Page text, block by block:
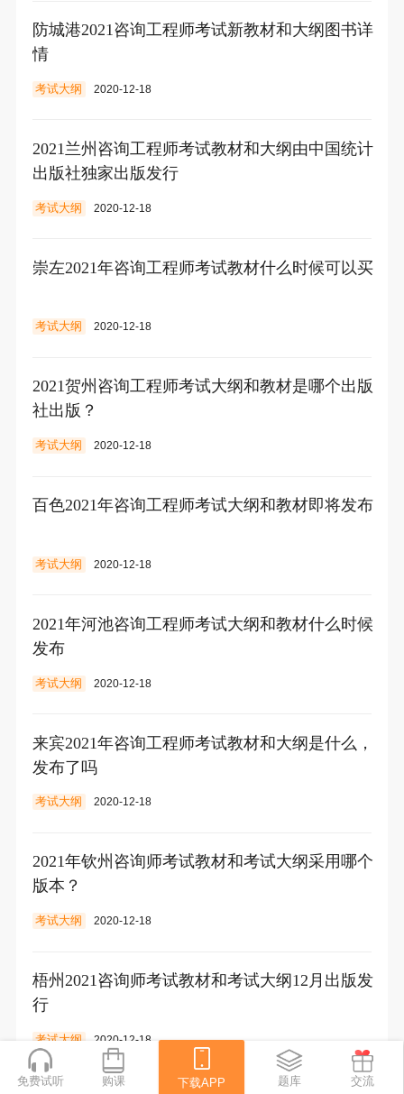
防城港2021咨询工程师考试新教材和大纲图书详
情
考试大纲 2020-12-18
2021兰州咨询工程师考试教材和大纲由中国统计
出版社独家出版发行
考试大纲 2020-12-18
崇左2021年咨询工程师考试教材什么时候可以买
考试大纲 2020-12-18
2021贺州咨询工程师考试大纲和教材是哪个出版
社出版？
考试大纲 2020-12-18
百色2021年咨询工程师考试大纲和教材即将发布
考试大纲 2020-12-18
2021年河池咨询工程师考试大纲和教材什么时候
发布
考试大纲 2020-12-18
来宾2021年咨询工程师考试教材和大纲是什么，
发布了吗
考试大纲 2020-12-18
2021年钦州咨询师考试教材和考试大纲采用哪个
版本？
考试大纲 2020-12-18
梧州2021咨询师考试教材和考试大纲12月出版发
行
考试大纲 2020-12-18
下载APP
免费试听 购课 下载APP 题库 交流